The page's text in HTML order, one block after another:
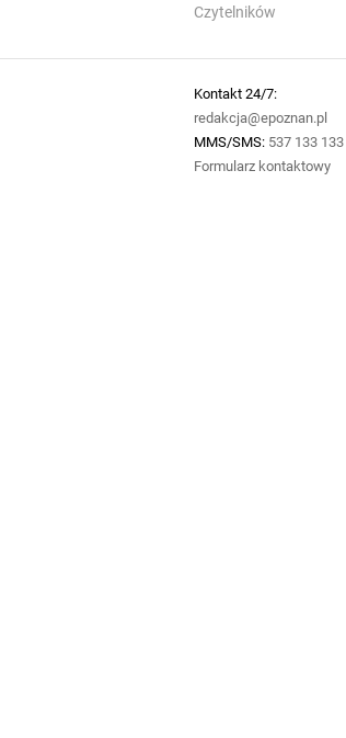
Czytelników
Kontakt 24/7:
redakcja@epoznan.pl
MMS/SMS: 537 133 133
Formularz kontaktowy